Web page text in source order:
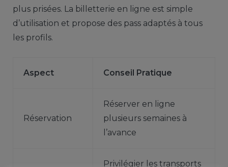
plus prisées. La billetterie en ligne est simple
d’utilisation et propose des pass adaptés à tous
les profils.
Aspect Conseil Pratique
Réservation
Réserver en ligne
plusieurs semaines à
l’avance
Privilégier les transports